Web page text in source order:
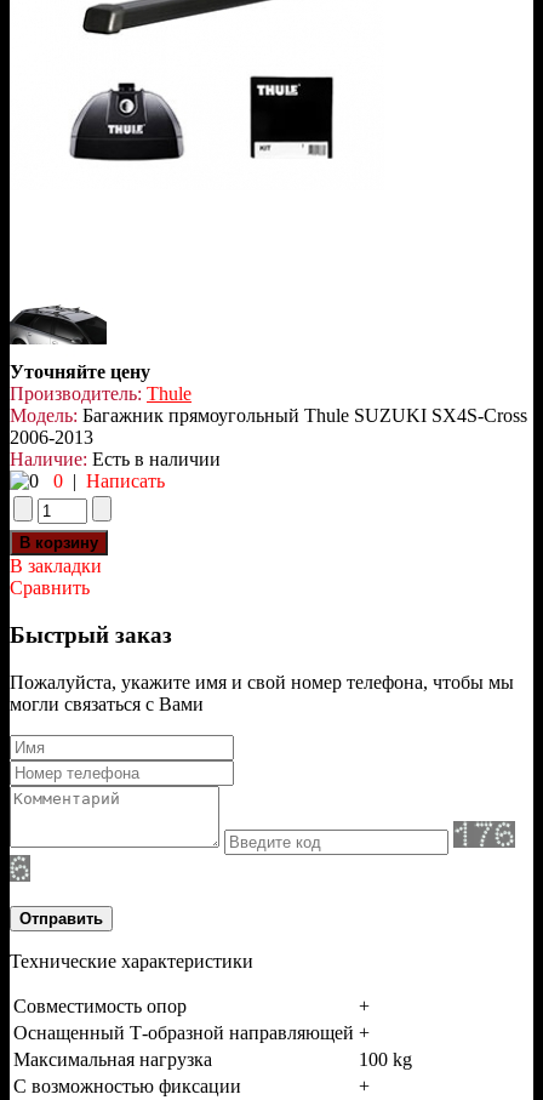
Уточняйте цену
Производитель: Thule
Модель: Багажник прямоугольный Thule SUZUKI SX4S-Cross
2006-2013
Наличие: Есть в наличии
0 | Написать
В закладки
Сравнить
Быстрый заказ
Пожалуйста, укажите имя и свой номер телефона, чтобы мы
могли связаться с Вами
Отправить
Технические характеристики
Совместимость опор
+
Оснащенный Т-образной направляющей +
Максимальная нагрузка
100 kg
С возможностью фиксации
+